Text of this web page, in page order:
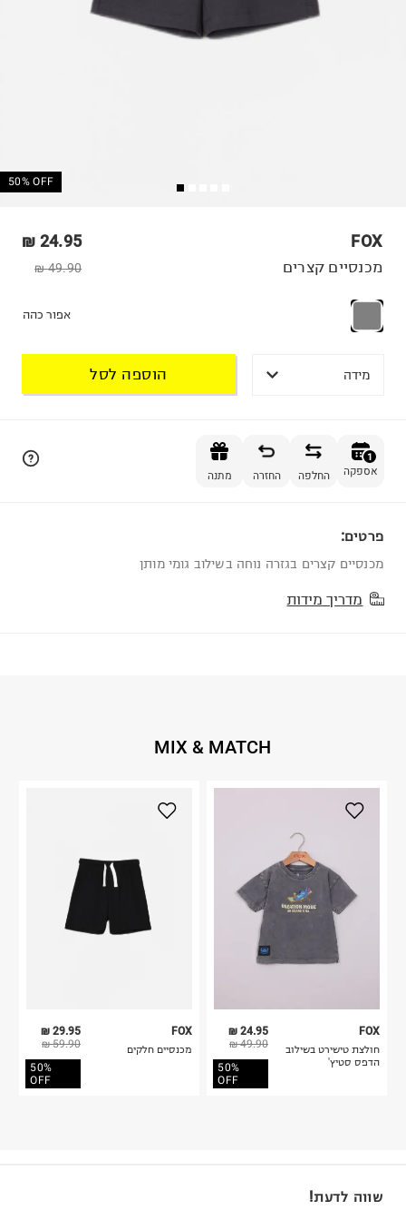
50% OFF
FOX
24.95 ₪
49.90 ₪ מכנסיים קצרים
אפור כהה
מידה הוספה לסל
1
אספקה החלפה החזרה מתנה
פרטים:
מכנסיים קצרים בגזרה נוחה בשילוב גומי מותן
מדריך מידות
MIX & MATCH
29.95 ₪
59.90 ₪
50%
OFF
FOX
מכנסיים חלקים
24.95 ₪
49.90 ₪
50%
OFF
FOX
חולצת טישירט בשילוב
הדפס סטיץ'
שווה לדעת!